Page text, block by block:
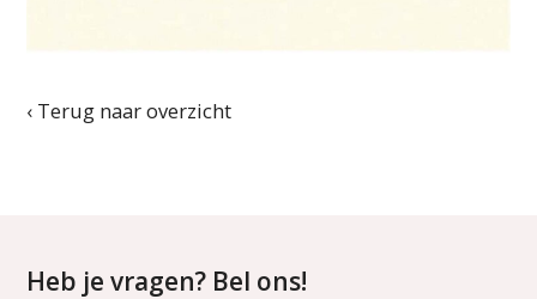
‹ Terug naar overzicht
Heb je vragen? Bel ons!